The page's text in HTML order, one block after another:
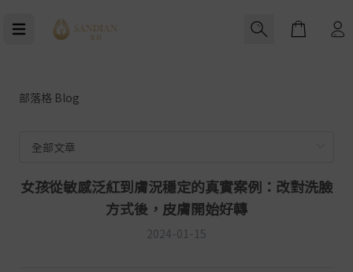
Cart
部落格 Blog
女孩從敏感泛紅到膚況穩定的真實案例：改對洗臉
方式後，皮膚開始好轉
2024-01-15